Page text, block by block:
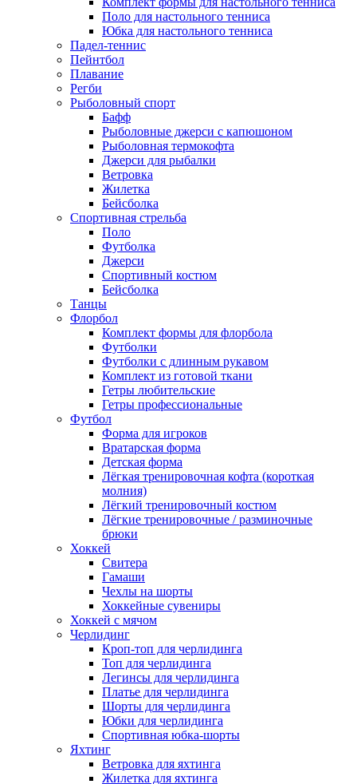
Поло для настольного тенниса
Юбка для настольного тенниса
Падел-теннис
Пейнтбол
Плавание
Регби
Рыболовный спорт
Бафф
Рыболовные джерси с капюшоном
Рыболовная термокофта
Джерси для рыбалки
Ветровка
Жилетка
Бейсболка
Спортивная стрельба
Поло
Футболка
Джерси
Спортивный костюм
Бейсболка
Танцы
Флорбол
Комплект формы для флорбола
Футболки
Футболки с длинным рукавом
Комплект из готовой ткани
Гетры любительские
Гетры профессиональные
Футбол
Форма для игроков
Вратарская форма
Детская форма
Лёгкая тренировочная кофта (короткая
молния)
Лёгкий тренировочный костюм
Лёгкие тренировочные / разминочные
брюки
Хоккей
Свитера
Гамаши
Чехлы на шорты
Хоккейные сувениры
Хоккей с мячом
Черлидинг
Кроп-топ для черлидинга
Топ для черлидинга
Легинсы для черлидинга
Платье для черлидинга
Шорты для черлидинга
Юбки для черлидинга
Спортивная юбка-шорты
Яхтинг
Ветровка для яхтинга
Жилетка для яхтинга